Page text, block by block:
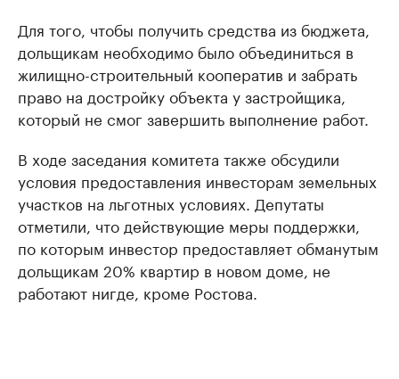
Для того, чтобы получить средства из бюджета,
дольщикам необходимо было объединиться в
жилищно-строительный кооператив и забрать
право на достройку объекта у застройщика,
который не смог завершить выполнение работ.
В ходе заседания комитета также обсудили
условия предоставления инвесторам земельных
участков на льготных условиях. Депутаты
отметили, что действующие меры поддержки,
по которым инвестор предоставляет обманутым
дольщикам 20% квартир в новом доме, не
работают нигде, кроме Ростова.